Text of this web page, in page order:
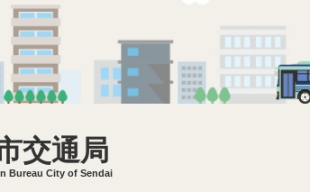
交通局
Bureau City of Sendai